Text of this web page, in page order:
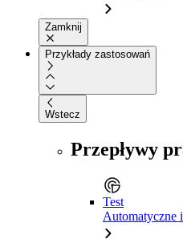
Zamknij
Przykłady zastosowań
Wstecz
Przepływy
Test
Automatyczne